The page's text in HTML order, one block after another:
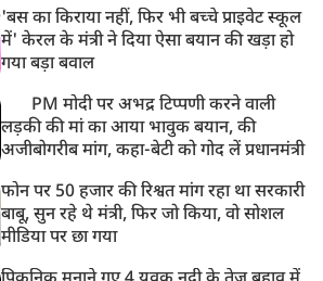
'बस का किराया नहीं, फिर भी बच्चे प्राइवेट स्कूल
में' केरल के मंत्री ने दिया ऐसा बयान की खड़ा हो
गया बड़ा बवाल
PM मोदी पर अभद्र टिप्पणी करने वाली
लड़की की मां का आया भावुक बयान, की
अजीबोगरीब मांग, कहा-बेटी को गोद लें प्रधानमंत्री
फोन पर 50 हजार की रिश्वत मांग रहा था सरकारी
बाबू, सुन रहे थे मंत्री, फिर जो किया, वो सोशल
मीडिया पर छा गया